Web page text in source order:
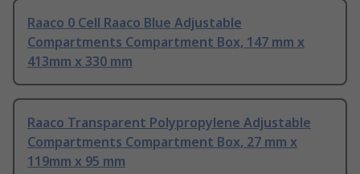
Raaco 0 Cell Raaco Blue Adjustable
Compartments Compartment Box, 147 mm x
413mm x 330 mm
Raaco Transparent Polypropylene Adjustable
Compartments Compartment Box, 27 mm x
119mm x 95 mm